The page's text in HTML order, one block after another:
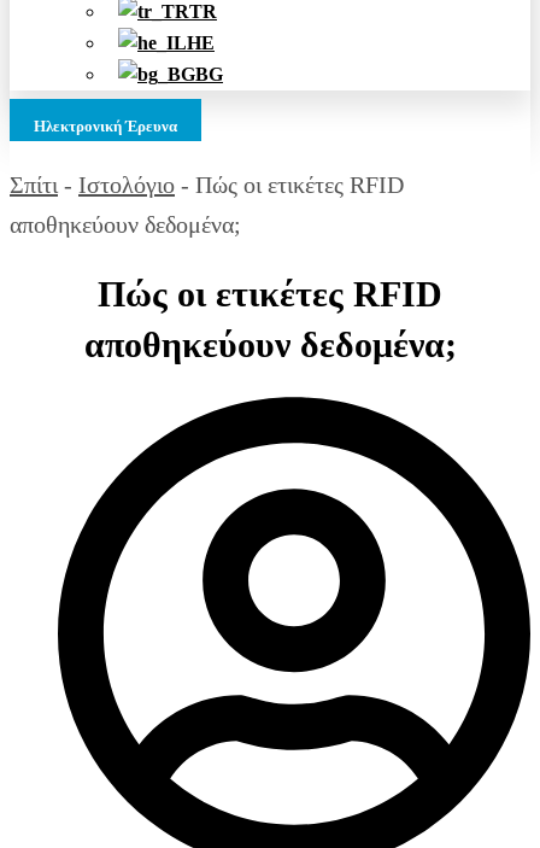
TR
HE
BG
Ηλεκτρονική Έρευνα
Σπίτι - Ιστολόγιο - Πώς οι ετικέτες RFID
αποθηκεύουν δεδομένα;
Πώς οι ετικέτες RFID
αποθηκεύουν δεδομένα;